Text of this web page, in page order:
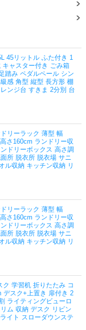
45リットル ふた付き 1
ャスター付き ごみ箱
踏み ペダルペール シン
感 角型 縦型 長方形 棚
ンジ台 すきま 2分別 台
リーラック 薄型 幅
さ160cm ランドリー収
ドリーボックス 高さ調
所 脱衣所 脱衣場 サニ
ル収納 キッチン収納 リ
リーラック 薄型 幅
さ160cm ランドリー収
ドリーボックス 高さ調
所 脱衣所 脱衣場 サニ
ル収納 キッチン収納 リ
ク 学習机 折りたたみ コ
デスク+上置き 扉付き 2
ライティングビューロ
ム 収納 デスク リビン
イト スローダウンステ